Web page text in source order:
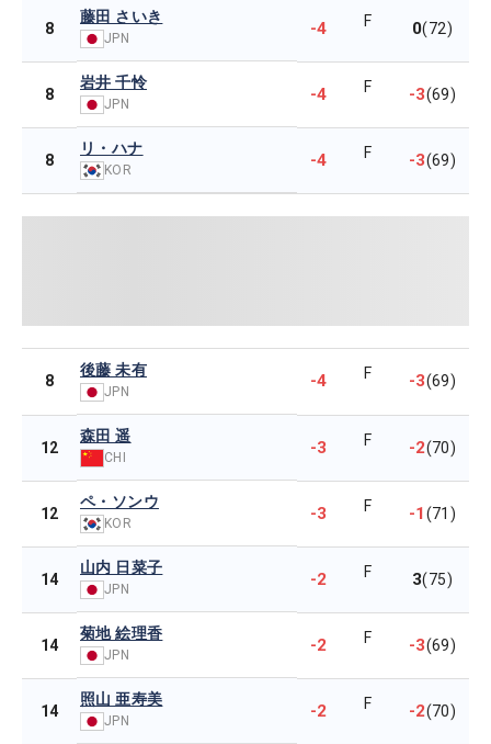
8
藤田 さいき
JPN -4 F 0(72)
8
岩井 千怜
JPN -4 F -3(69)
8
リ・ハナ
KOR -4 F -3(69)
8
後藤 未有
JPN
-4 F -3(69)
12
森田 遥
CHI -3 F -2(70)
12
ペ・ソンウ
KOR -3 F -1(71)
14
山内 日菜子
JPN -2 F 3(75)
14
菊地 絵理香
JPN -2 F -3(69)
14
照山 亜寿美
JPN -2 F -2(70)